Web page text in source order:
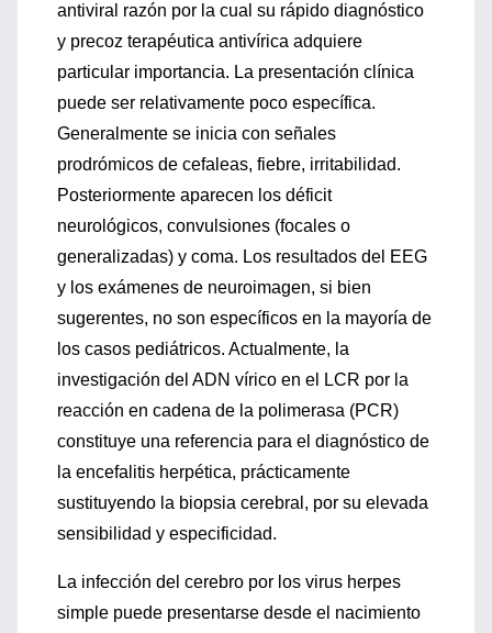
antiviral razón por la cual su rápido diagnóstico
y precoz terapéutica antivírica adquiere
particular importancia. La presentación clínica
puede ser relativamente poco específica.
Generalmente se inicia con señales
prodrómicos de cefaleas, fiebre, irritabilidad.
Posteriormente aparecen los déficit
neurológicos, convulsiones (focales o
generalizadas) y coma. Los resultados del EEG
y los exámenes de neuroimagen, si bien
sugerentes, no son específicos en la mayoría de
los casos pediátricos. Actualmente, la
investigación del ADN vírico en el LCR por la
reacción en cadena de la polimerasa (PCR)
constituye una referencia para el diagnóstico de
la encefalitis herpética, prácticamente
sustituyendo la biopsia cerebral, por su elevada
sensibilidad y especificidad.
La infección del cerebro por los virus herpes
simple puede presentarse desde el nacimiento